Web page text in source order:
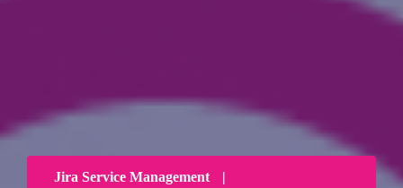
Jira Service Management
|